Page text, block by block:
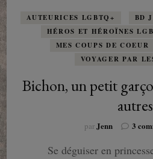
AUTEURICES LGBTQ+ BD
HÉROS ET HÉROÏNES
MES COUPS DE COEUR
VOYAGER PAR
Bichon, un petit
autres
parJenn 3
Se déguiser en